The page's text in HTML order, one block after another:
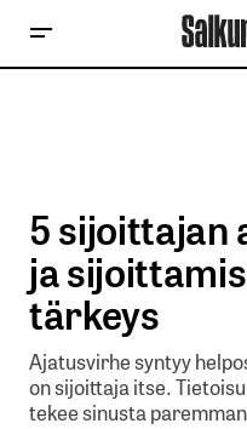
5 sijoittajan
ja
tärkeys
Ajatusvirhe syntyy
on sijoittaja itse.
tekee sinusta